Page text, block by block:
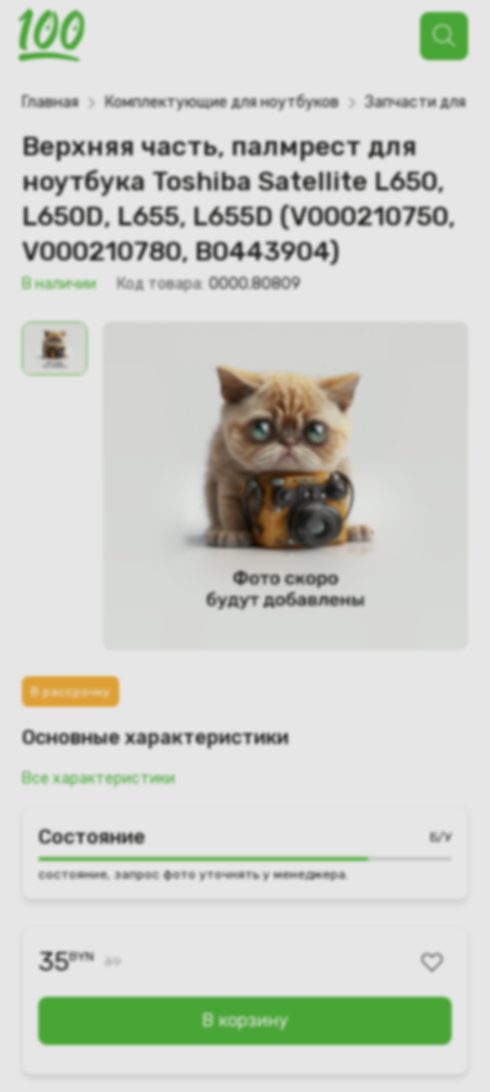
Поиск
товаров
Главная Комплектующие для ноутбуков Запчасти для
Верхняя часть, палмрест для
ноутбука Toshiba Satellite L650,
L650D, L655, L655D (V000210750,
V000210780, B0443904)
В наличии Код товара: 0000.80809
В рассрочку
Основные характеристики
Все характеристики
Состояние Б/У
состояние, запрос фото уточнять у менеджера.
35BYN
В корзину